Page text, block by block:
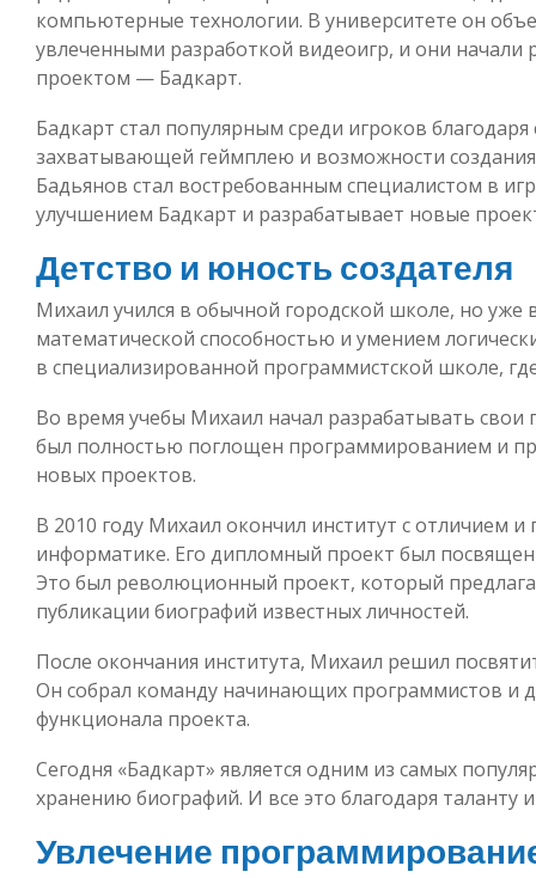
компьютерные технологии. В университете он
увлеченными разработкой видеоигр, и они начали
проектом — Бадкарт.
Бадкарт стал популярным среди игроков
захватывающей геймплею и возможности
Бадьянов стал востребованным специалистом в
улучшением Бадкарт и разрабатывает новые
Детство и юность создателя
Михаил учился в обычной городской школе, но уже
математической способностью и умением
в специализированной программистской школе,
Во время учебы Михаил начал разрабатывать
был полностью поглощен программированием и
новых проектов.
В 2010 году Михаил окончил институт с отличием и
информатике. Его дипломный проект был
Это был революционный проект, который
публикации биографий известных личностей.
После окончания института, Михаил решил
Он собрал команду начинающих программистов и
функционала проекта.
Сегодня «Бадкарт» является одним из самых
хранению биографий. И все это благодаря таланту
Увлечение